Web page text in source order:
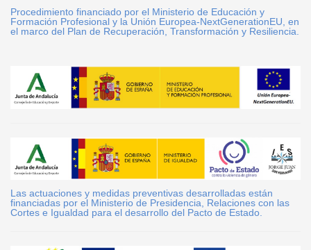
Procedimiento financiado por el Ministerio de Educación y
Formación Profesional y la Unión Europea-NextGenerationEU, en
el marco del Plan de Recuperación, Transformación y Resiliencia.
Las actuaciones y medidas preventivas desarrolladas están
financiadas por el Ministerio de Presidencia, Relaciones con las
Cortes e Igualdad para el desarrollo del Pacto de Estado.